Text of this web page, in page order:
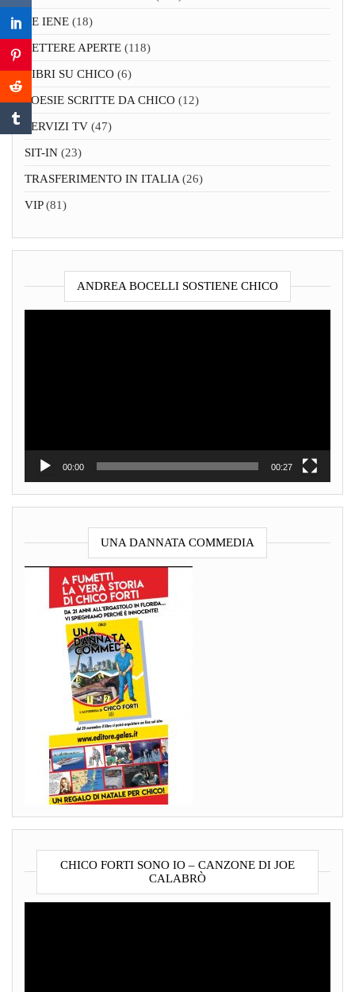
LE IENE (18)
LETTERE APERTE (118)
LIBRI SU CHICO (6)
POESIE SCRITTE DA CHICO (12)
SERVIZI TV (47)
SIT-IN (23)
TRASFERIMENTO IN ITALIA (26)
VIP(81)
ANDREA BOCELLI SOSTIENE CHICO
00:00 00:27
UNA DANNATA COMMEDIA
CHICO FORTI SONO IO – CANZONE DI JOE
CALABRÒ